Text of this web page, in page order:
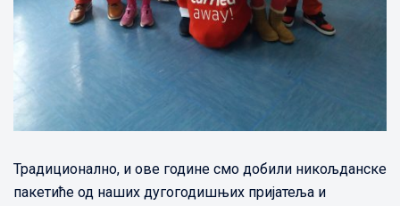
Традиционално, и ове године смо добили никољданске
пакетиће од наших дугогодишњих пријатеља и